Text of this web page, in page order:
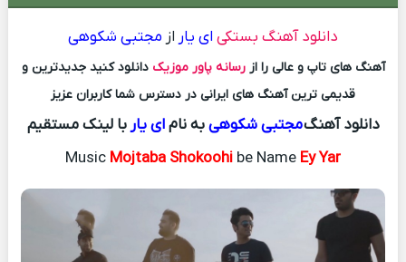
دانلود آهنگ بستکی ای یار از مجتبی شکوهی
آهنگ های تاپ و عالی را ازرسانه پاور موزیک دانلود کنید جدیدترین و
قدیمی ترین آهنگ های ایرانی در دسترس شما کاربران عزیز
دانلود آهنگمجتبی شکوهیبه نامای یاربا لینک مستقیم
Music Mojtaba Shokoohi be Name Ey Yar